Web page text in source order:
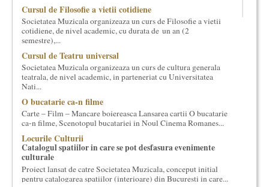
Cursul de Filosofie a vietii cotidiene
Societatea Muzicala organizeaza un curs de Filosofie a vietii
cotidiene, de nivel academic, cu durata de un an (2
semestre),...
Cursul de Teatru universal
Societatea Muzicala organizeaza un curs de cultura generala
teatrala, de nivel academic, in parteneriat cu Universitatea
Nati...
O bucatarie ca-n filme
Carte – Film – Mancare boiereasca Lansarea cartii O bucatarie
ca-n filme, Scenotopul bucatariei in Noul Cinema Romanes...
Locurile Culturii
Catalogul spatiilor in care se pot desfasura evenimente
culturale
Proiect lansat de catre Societatea Muzicala, conceput initial
pentru catalogarea spatiilor (interioare) din Bucuresti in care...